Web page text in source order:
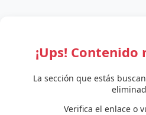
¡Ups!
La sección que estás
Verifica el enlace o